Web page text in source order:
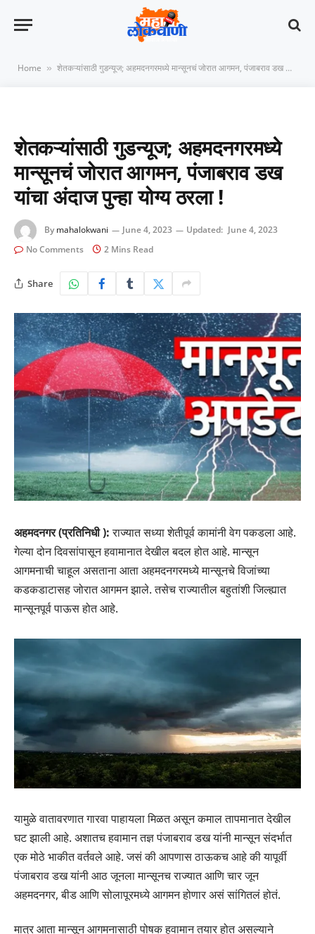
Home » शेतकऱ्यांसाठी गुडन्यूज; अहमदनगरमध्ये मान्सूनचं जोरात आगमन, पंजाबराव डख यांचा अंदाज पुन्हा योग्य ठरला !
शेतकऱ्यांसाठी गुडन्यूज; अहमदनगरमध्ये
मान्सूनचं जोरात आगमन, पंजाबराव डख
यांचा अंदाज पुन्हा योग्य ठरला !
By mahalokwani June 4, 2023 Updated: June 4, 2023
No Comments
2 Mins Read
Share
अहमदनगर (प्रतिनिधी ):राज्यात सध्या शेतीपूर्व कामांनी वेग पकडला आहे.
गेल्या दोन दिवसांपासून हवामानात देखील बदल होत आहे. मान्सून
आगमनाची चाहूल असताना आता अहमदनगरमध्ये मान्सूनचे विजांच्या
कडकडाटासह जोरात आगमन झाले. तसेच राज्यातील बहुतांशी जिल्ह्यात
मान्सूनपूर्व पाऊस होत आहे.
यामुळे वातावरणात गारवा पाहायला मिळत असून कमाल तापमानात देखील
घट झाली आहे. अशातच हवामान तज्ञ पंजाबराव डख यांनी मान्सून संदर्भात
एक मोठे भाकीत वर्तवले आहे. जसं की आपणास ठाऊकच आहे की यापूर्वी
पंजाबराव डख यांनी आठ जूनला मान्सूनच राज्यात आणि चार जून
अहमदनगर, बीड आणि सोलापूरमध्ये आगमन होणार असं सांगितलं होतं.
मात्र आता मान्सून आगमनासाठी पोषक हवामान तयार होत असल्याने